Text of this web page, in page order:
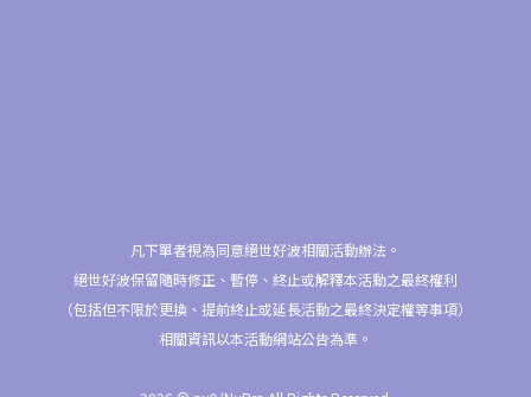
凡下單者視為同意絕世好波相關活動辦法。
絕世好波保留隨時修正、暫停、終止或解釋本活動之最終權利
（包括但不限於更換、提前終止或延長活動之最終決定權等事項）
相關資訊以本活動網站公告為準。